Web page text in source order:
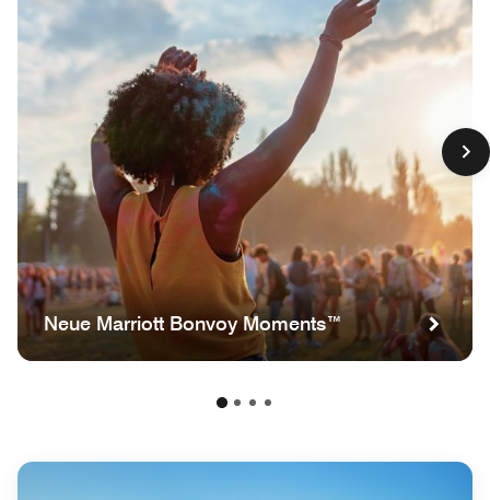
Neue Marriott Bonvoy Moments™